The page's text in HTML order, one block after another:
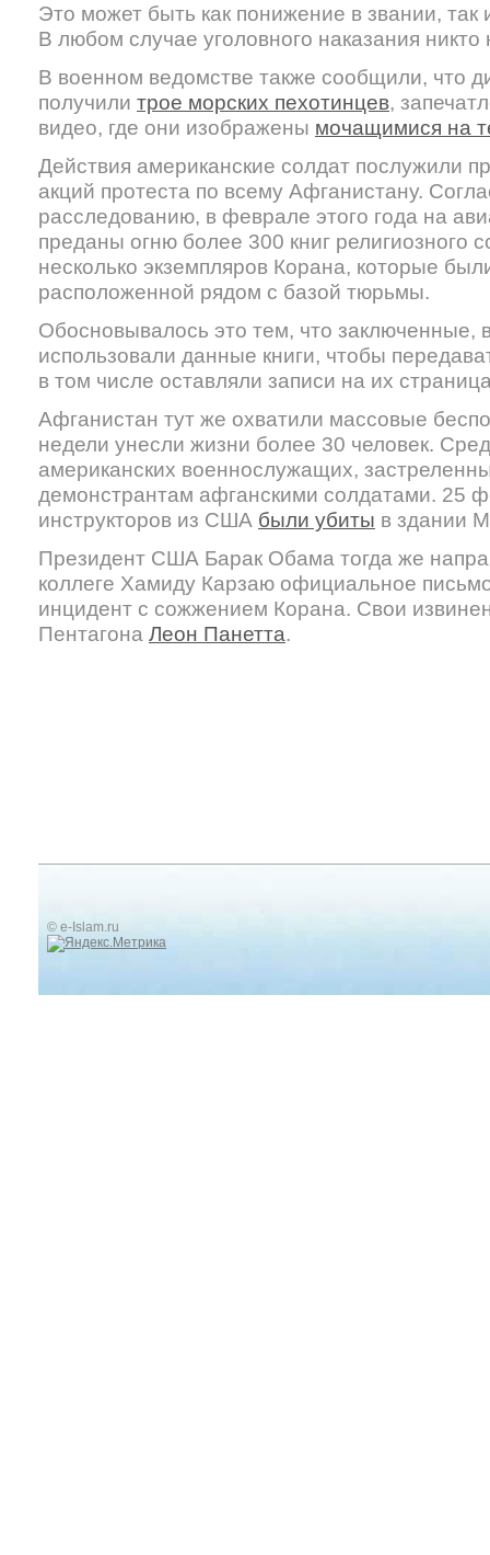
Это может быть как понижение в звании,
В любом случае уголовного наказания никто
В военном ведомстве также сообщили, что
получили трое морских пехотинцев,
видео, где они изображены мочащимися на
Действия американские солдат послужили
акций протеста по всему Афганистану.
расследованию, в феврале этого года на
преданы огню более 300 книг религиозного
несколько экземпляров Корана, которые
расположенной рядом с базой тюрьмы.
Обосновывалось это тем, что заключенные,
использовали данные книги, чтобы
в том числе оставляли записи на их
Афганистан тут же охватили массовые
недели унесли жизни более 30 человек.
американских военнослужащих,
демонстрантам афганскими солдатами. 25
инструкторов из США были убиты в здании
Президент США Барак Обама тогда же
коллеге Хамиду Карзаю официальное
инцидент с сожжением Корана. Свои
Пентагона Леон Панетта.
© e-Islam.ru